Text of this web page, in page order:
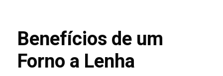
Benefícios de um
Forno a Lenha